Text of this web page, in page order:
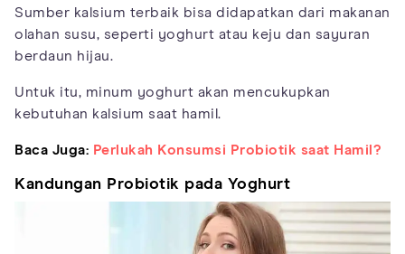
Sumber kalsium terbaik bisa didapatkan dari makanan
olahan susu, seperti yoghurt atau keju dan sayuran
berdaun hijau.
Untuk itu, minum yoghurt akan mencukupkan
kebutuhan kalsium saat hamil.
Baca Juga: Perlukah Konsumsi Probiotik saat Hamil?
Kandungan Probiotik pada Yoghurt